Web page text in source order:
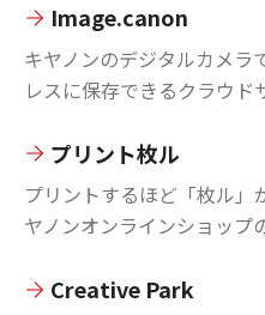
Image.canon
キヤノンのデジタルカメラ
レスに保存できるクラウド
プリント枚ル
プリントするほど「枚ル」
ヤノンオンラインショップ
Creative Park